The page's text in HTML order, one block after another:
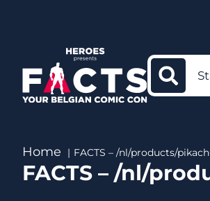
Home FACTS – /nl/products/
FACTS – /nl/